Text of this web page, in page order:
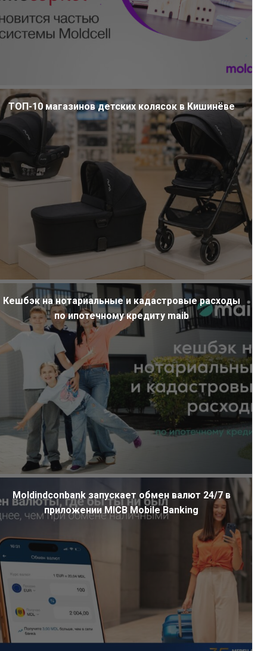
ТОП-10 магазинов детских колясок в Кишинёве
Кешбэк на нотариальные и кадастровые расходы
по ипотечному кредиту maib
Moldindconbank запускает обмен валют 24/7 в
приложении MICB Mobile Banking